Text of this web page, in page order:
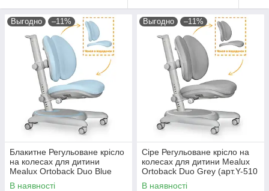
Выгодно –11%
Блакитне Регульоване крісло
на колесах для дитини
Mealux Ortoback Duo Blue
(арт.Y-510 KBL)
В наявності
Выгодно –11%
Сіре Регульоване крісло на
колесах для дитини Mealux
Ortoback Duo Grey (арт.Y-510
G)
В наявності